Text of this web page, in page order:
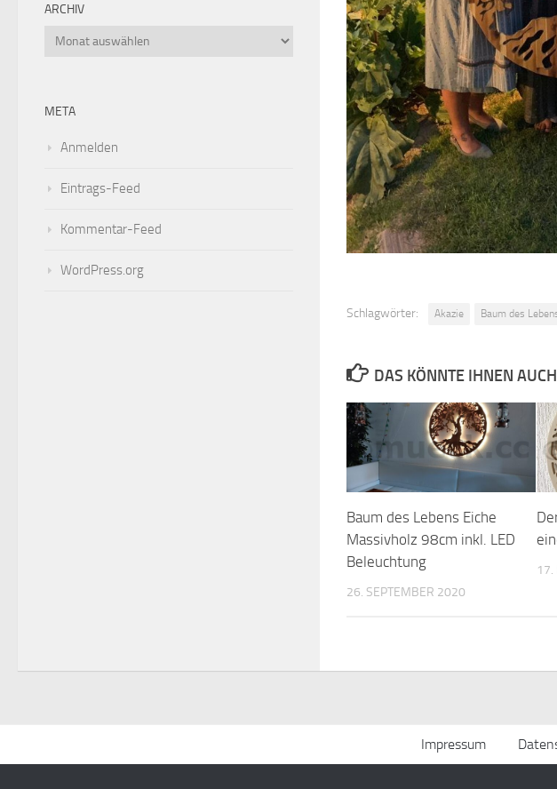
Schlagwörter: Akazie Baum des
DAS KÖNNTE IHNEN
Baum des Lebens Eiche
Massivholz 98cm inkl. LED
Beleuchtung
26. SEPTEMBER 2020
17.
ARCHIV
Archiv
META
Anmelden
Eintrags-Feed
Kommentar-Feed
WordPress.org
Impressum